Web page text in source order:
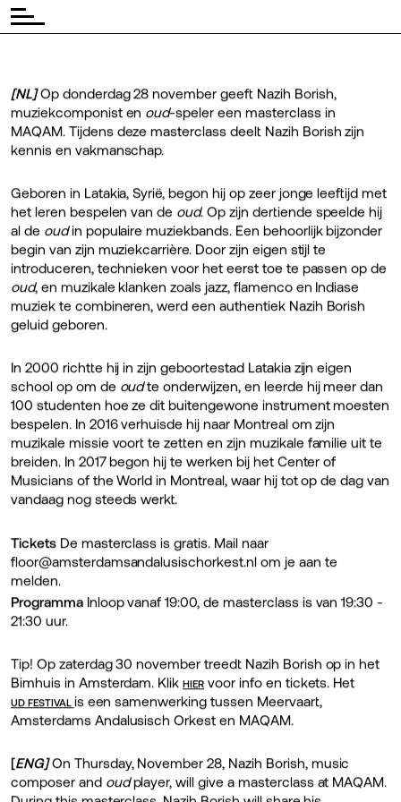
[NL]Op donderdag 28 november geeft Nazih Borish,
muziekcomponist en oud-speler een masterclass in
MAQAM. Tijdens deze masterclass deelt Nazih Borish zijn
kennis en vakmanschap.
Geboren in Latakia, Syrië, begon hij op zeer jonge leeftijd met
het leren bespelen van de oud. Op zijn dertiende speelde hij
al de oudin populaire muziekbands. Een behoorlijk bijzonder
begin van zijn muziekcarrière. Door zijn eigen stijl te
introduceren, technieken voor het eerst toe te passen op de
oud, en muzikale klanken zoals jazz, flamenco en Indiase
muziek te combineren, werd een authentiek Nazih Borish
geluid geboren.
In 2000 richtte hij in zijn geboortestad Latakia zijn eigen
school op om de oudte onderwijzen, en leerde hij meer dan
100 studenten hoe ze dit buitengewone instrument moesten
bespelen. In 2016 verhuisde hij naar Montreal om zijn
muzikale missie voort te zetten en zijn muzikale familie uit te
breiden. In 2017 begon hij te werken bij het Center of
Musicians of the World in Montreal, waar hij tot op de dag van
vandaag nog steeds werkt.
Tickets De masterclass is gratis. Mail naar
floor@amsterdamsandalusischorkest.nl om je aan te
melden.
Programma Inloop vanaf 19:00, de masterclass is van 19:30 -
21:30 uur.
Tip! Op zaterdag 30 november treedt Nazih Borish op in het
Bimhuis in Amsterdam. KlikHIER voor info en tickets. Het
UD FESTIVAL is een samenwerking tussen Meervaart,
Amsterdams Andalusisch Orkest en MAQAM.
[ENG]On Thursday, November 28, Nazih Borish, music
composer and oudplayer, will give a masterclass at MAQAM.